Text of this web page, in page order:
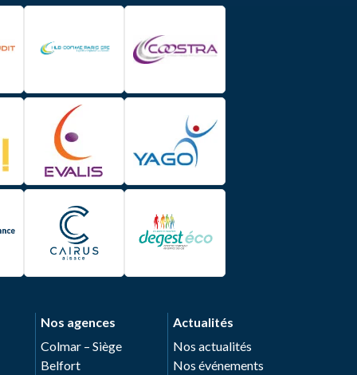
Nos agences
Colmar – Siège
Belfort
Actualités
Nos actualités
Nos événements